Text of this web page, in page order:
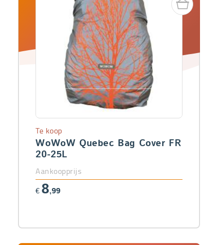
WoWoW Quebec Bag Cover FR
20-25L
Te koop
Aankoopprijs
€ 8,99